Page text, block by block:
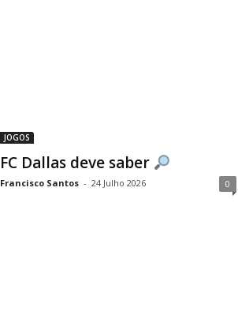
JOGOS
FC Dallas deve saber
Francisco Santos - 24 Julho 2026 0